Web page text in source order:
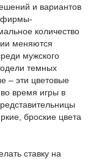
и вариантов
фирмы-
количество
меняются
мужского
темных
– эти цветовые
время игры в
броские цвета
ставку на